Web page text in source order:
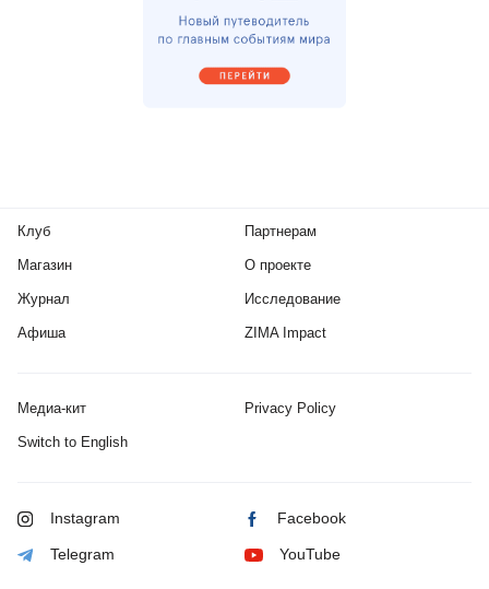
Клуб
Магазин
Журнал
Афиша
Партнерам
О проекте
Исследование
ZIMA Impact
Медиа-кит Privacy Policy
Switch to English
Instagram Facebook
Telegram YouTube